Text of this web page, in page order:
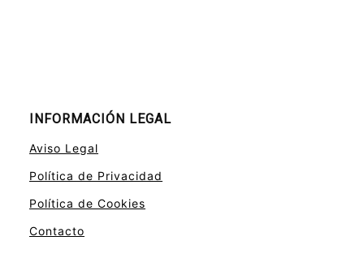
INFORMACIÓN LEGAL
Aviso Legal
Política de Privacidad
Política de Cookies
Contacto